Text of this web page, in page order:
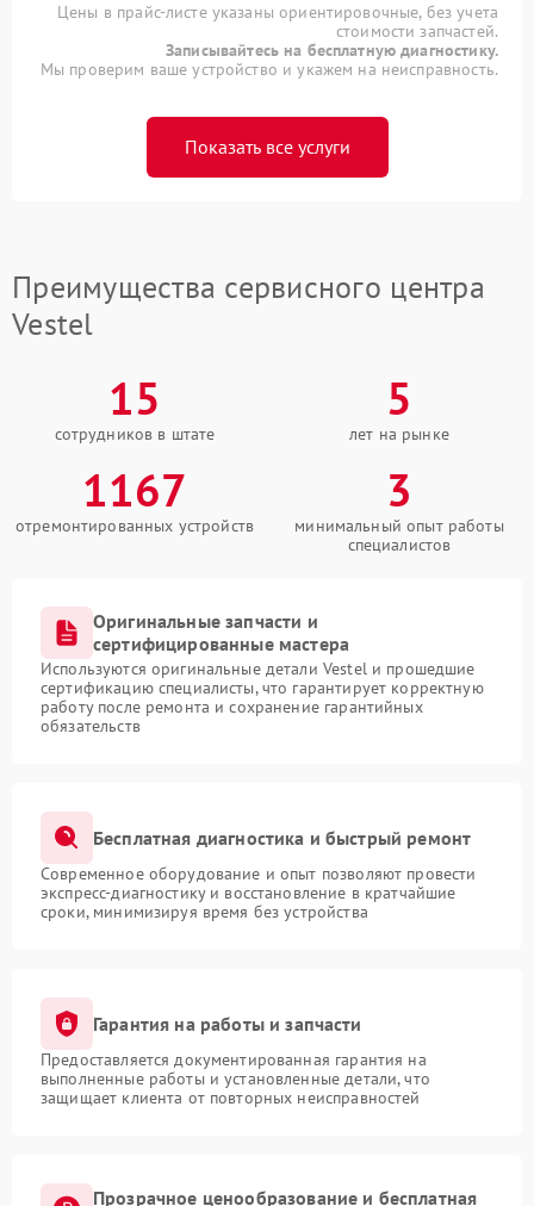
Цены в прайс-листе указаны ориентировочные, без учета
стоимости запчастей.
Записывайтесь на бесплатную диагностику.
Мы проверим ваше устройство и укажем на неисправность.
Показать все услуги
Преимущества сервисного центра
Vestel
15
сотрудников в штате
5
лет на рынке
1167
отремонтированных устройств
3
минимальный опыт работы
специалистов
Оригинальные запчасти и
сертифицированные мастера
Используются оригинальные детали Vestel и прошедшие
сертификацию специалисты, что гарантирует корректную
работу после ремонта и сохранение гарантийных
обязательств
Бесплатная диагностика и быстрый ремонт
Современное оборудование и опыт позволяют провести
экспресс-диагностику и восстановление в кратчайшие
сроки, минимизируя время без устройства
Гарантия на работы и запчасти
Предоставляется документированная гарантия на
выполненные работы и установленные детали, что
защищает клиента от повторных неисправностей
Прозрачное ценообразование и бесплатная